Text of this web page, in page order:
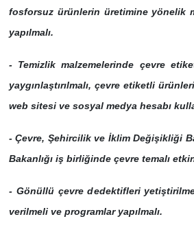
fosforsuz ürünlerin üretimine yönelik
yapılmalı.
- Temizlik malzemelerinde çevre
yaygınlaştırılmalı, çevre etiketli
web sitesi ve sosyal medya hesabı
- Çevre, Şehircilik ve İklim Değişikliği
Bakanlığı iş birliğinde çevre temalı
- Gönüllü çevre dedektifleri
verilmeli ve programlar yapılmalı.